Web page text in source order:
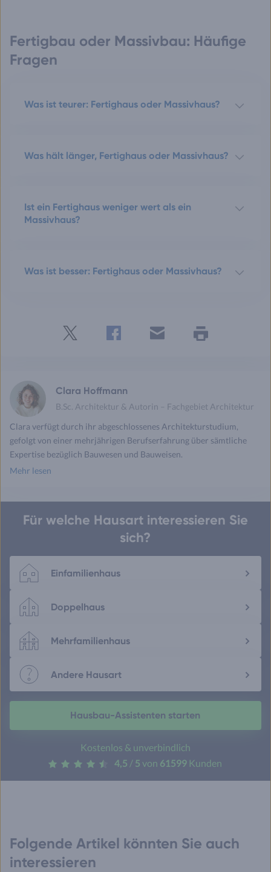
Fertigbau oder Massivbau: Häufige
Fragen
Was ist teurer: Fertighaus oder Massivhaus?
Was hält länger, Fertighaus oder Massivhaus?
Ist ein Fertighaus weniger wert als ein
Massivhaus?
Was ist besser: Fertighaus oder Massivhaus?
Clara Hoffmann
B.Sc. Architektur & Autorin – Fachgebiet Architektur
Clara verfügt durch ihr abgeschlossenes Architekturstudium,
gefolgt von einer mehrjährigen Berufserfahrung über sämtliche
Expertise bezüglich Bauwesen und Bauweisen.
Mehr lesen
Für welche Hausart interessieren Sie
sich?
Einfamilienhaus
Doppelhaus
Mehrfamilienhaus
Andere Hausart
Hausbau-Assistenten starten
Kostenlos & unverbindlich
4,5 / 5 von 61599 Kunden
Folgende Artikel könnten Sie auch
interessieren